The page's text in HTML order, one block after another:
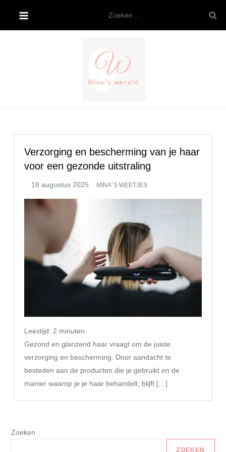
de
naar:
Verzorging en bescherming van je haar
voor een gezonde uitstraling
MINA´S WEETJES
Leestijd: 2 minuten
Gezond en glanzend haar vraagt om de juiste
verzorging en bescherming. Door aandacht te
besteden aan de producten die je gebruikt en de
manier waarop je je haar behandelt, blijft […]
Zoeken
ZOEKEN